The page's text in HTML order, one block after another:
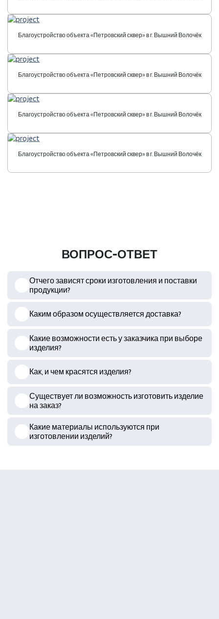
Благоустройство объекта «Петровский сквер» в г. Вышний Волочёк
Благоустройство объекта «Петровский сквер» в г. Вышний Волочёк
Благоустройство объекта «Петровский сквер» в г. Вышний Волочёк
Благоустройство объекта «Петровский сквер» в г. Вышний Волочёк
ВОПРОС-ОТВЕТ
Отчего зависят сроки изготовления и поставки
продукции?
Каким образом осуществляется доставка?
Какие возможности есть у заказчика при выборе
изделия?
Как, и чем красятся изделия?
Существует ли возможность изготовить изделие
на заказ?
Какие материалы используются при
изготовлении изделий?